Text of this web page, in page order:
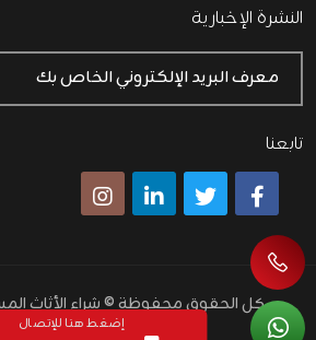
النشرة الإخبارية
تابعنا
كل الحقوق محفوظة ©شراء الأثاث
برمجة وتطويرWiilx
إضغط هنا للإتصال